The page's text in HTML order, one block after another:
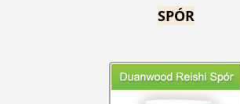
SPÓR